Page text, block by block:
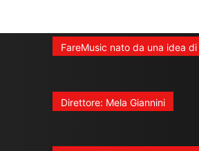
FareMusic nato da una idea
Direttore: Mela Giannini